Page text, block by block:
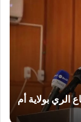
بولاية أم